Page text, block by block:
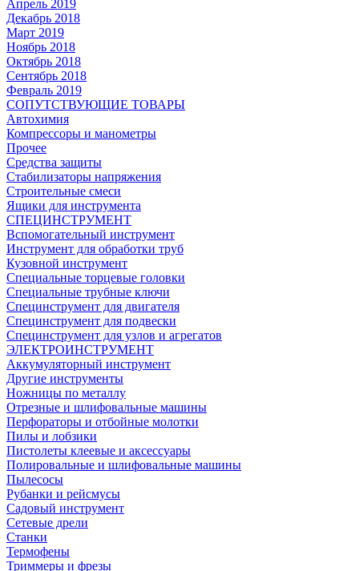
Апрель 2019
Декабрь 2018
Март 2019
Ноябрь 2018
Октябрь 2018
Сентябрь 2018
Февраль 2019
СОПУТСТВУЮЩИЕ ТОВАРЫ
Автохимия
Компрессоры и манометры
Прочее
Средства защиты
Стабилизаторы напряжения
Строительные смеси
Ящики для инструмента
СПЕЦИНСТРУМЕНТ
Вспомогательный инструмент
Инструмент для обработки труб
Кузовной инструмент
Специальные торцевые головки
Специальные трубные ключи
Специнструмент для двигателя
Специнструмент для подвески
Специнструмент для узлов и агрегатов
ЭЛЕКТРОИНСТРУМЕНТ
Аккумуляторный инструмент
Другие инструменты
Ножницы по металлу
Отрезные и шлифовальные машины
Перфораторы и отбойные молотки
Пилы и лобзики
Пистолеты клеевые и аксессуары
Полировальные и шлифовальные машины
Пылесосы
Рубанки и рейсмусы
Садовый инструмент
Сетевые дрели
Станки
Термофены
Триммеры и фрезы